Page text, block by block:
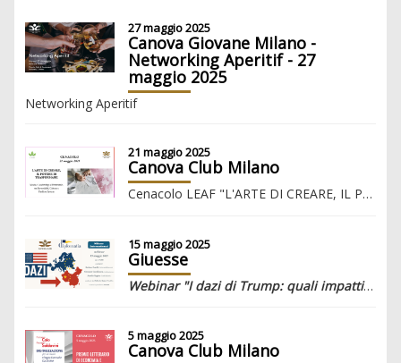
27 maggio 2025
Canova Giovane Milano -
Networking Aperitif - 27
maggio 2025
Networking Aperitif
21 maggio 2025
Canova Club Milano
Cenacolo LEAF "L'ARTE DI CREARE, IL POTERE DI TRASFORMARE. Moda e Leadership al Femminile, tra Sartorialità, Cultura e Fashion System"
15 maggio 2025
Giuesse
Webinar "I dazi di Trump: quali impatti economici e geopolitici?"
5 maggio 2025
Canova Club Milano